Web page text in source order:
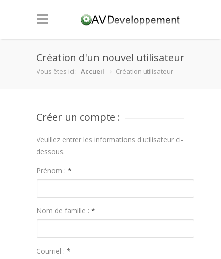
Création d'un nouvel utilisateur
Vous êtes ici : Accueil Création utilisateur
Créer un compte :
Veuillez entrer les informations d'utilisateur ci-
dessous.
Prénom : *
Nom de famille : *
Courriel : *